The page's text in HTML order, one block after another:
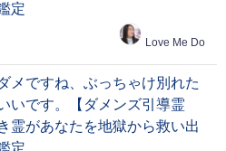
定
Love Me Do
メですね、ぶっちゃけ別れた
いです。【ダメンズ引導霊
霊があなたを地獄から救い出